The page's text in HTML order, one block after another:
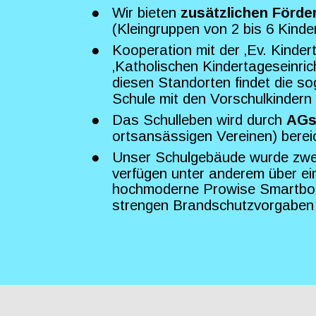
● Wir bieten zusätzlichen
(Kleingruppen von 2 bis 6
●
Kooperation mit der ‚Ev.
‚Katholischen
diesen Standorten findet die
Schule mit den
●
Das Schulleben wird durch
ortsansässigen Vereinen)
●
Unser Schulgebäude wurde
verfügen unter anderem über
hochmoderne Prowise
strengen